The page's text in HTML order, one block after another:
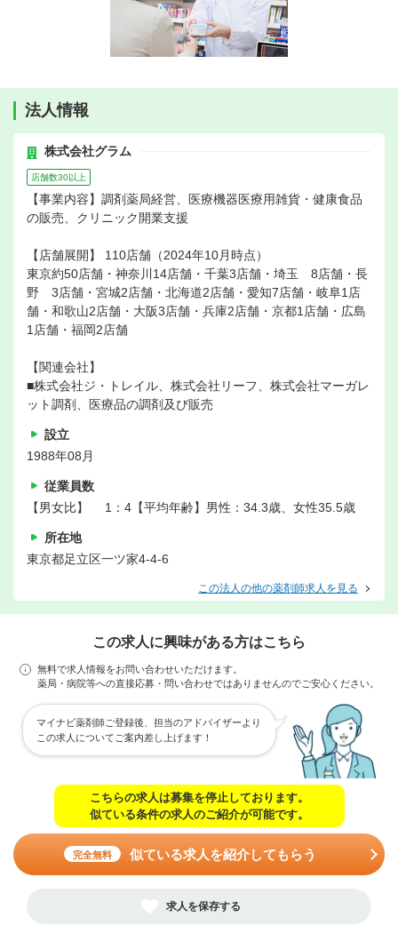
法人情報
株式会社グラム
店舗数30以上
【事業内容】調剤薬局経営、医療機器医療用雑貨・健康食品
の販売、クリニック開業支援
【店舗展開】 110店舗（2024年10月時点）
東京約50店舗・神奈川14店舗・千葉3店舗・埼玉 8店舗・長
野 3店舗・宮城2店舗・北海道2店舗・愛知7店舗・岐阜1店
舗・和歌山2店舗・大阪3店舗・兵庫2店舗・京都1店舗・広島
1店舗・福岡2店舗
【関連会社】
■株式会社ジ・トレイル、株式会社リーフ、株式会社マーガレ
ット調剤、医療品の調剤及び販売
設立
1988年08月
従業員数
【男女比】 1：4【平均年齢】男性：34.3歳、女性35.5歳
所在地
東京都足立区一ツ家4-4-6
この法人の他の薬剤師求人を見る
この求人に興味がある方はこちら
無料で求人情報をお問い合わせいただけます。
薬局・病院等への直接応募・問い合わせではありませんのでご安心ください。
マイナビ薬剤師ご登録後、担当のアドバイザーより
この求人についてご案内差し上げます！
こちらの求人は募集を停止しております。
似ている条件の求人のご紹介が可能です。
完全無料 似ている求人を紹介してもらう
求人を保存する